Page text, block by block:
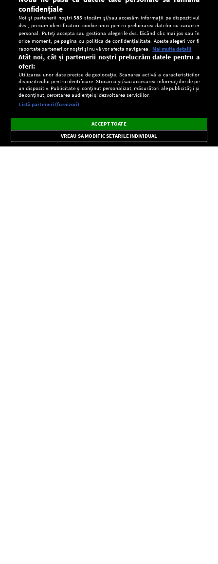
CONFIDENŢIALITATE
Setări:
Dark
Mode
Radio live, podcasturi, știri și alerte
importante.
×
confidențiale
Noi și partenerii noștri585 stocăm și/sau accesăm informații pe dispozitivul
dvs., precum identificatorii cookie unici pentru prelucrarea datelor cu caracter
personal. Puteți accepta sau gestiona alegerile dvs. făcând clic mai jos sau în
orice moment, pe pagina cu politica de confidențialitate. Aceste alegeri vor fi
raportate partenerilor noștri și nu vă vor afecta navigarea. Mai multe detalii
Atât noi, cât și partenerii noștri prelucrăm datele pentru a
oferi:
Utilizarea unor date precise de geolocație. Scanarea activă a caracteristicilor
dispozitivului pentru identificare. Stocarea și/sau accesarea informațiilor de pe
un dispozitiv. Publicitate și conținut personalizat, măsurători ale publicității și
de conținut, cercetarea audienței și dezvoltarea serviciilor.
Listă parteneri (furnizori)
ACCEPT TOATE
VREAU SA MODIFIC SETARILE INDIVIDUAL